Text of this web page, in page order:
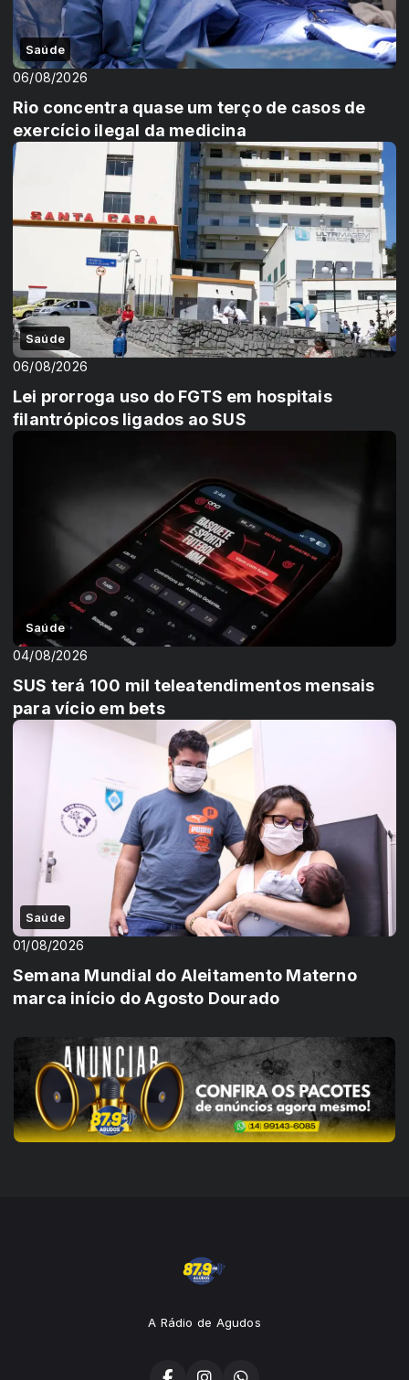
Saúde
06/08/2026
Rio concentra quase um terço de casos de
exercício ilegal da medicina
Saúde
06/08/2026
Lei prorroga uso do FGTS em hospitais
filantrópicos ligados ao SUS
Saúde
04/08/2026
SUS terá 100 mil teleatendimentos mensais
para vício em bets
Saúde
01/08/2026
Semana Mundial do Aleitamento Materno
marca início do Agosto Dourado
A Rádio de Agudos